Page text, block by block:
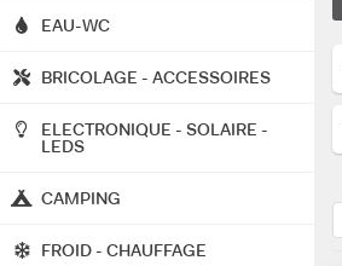
EAU-WC
BRICOLAGE - ACCESSOIRES
ELECTRONIQUE - SOLAIRE -
LEDS
CAMPING
FROID - CHAUFFAGE